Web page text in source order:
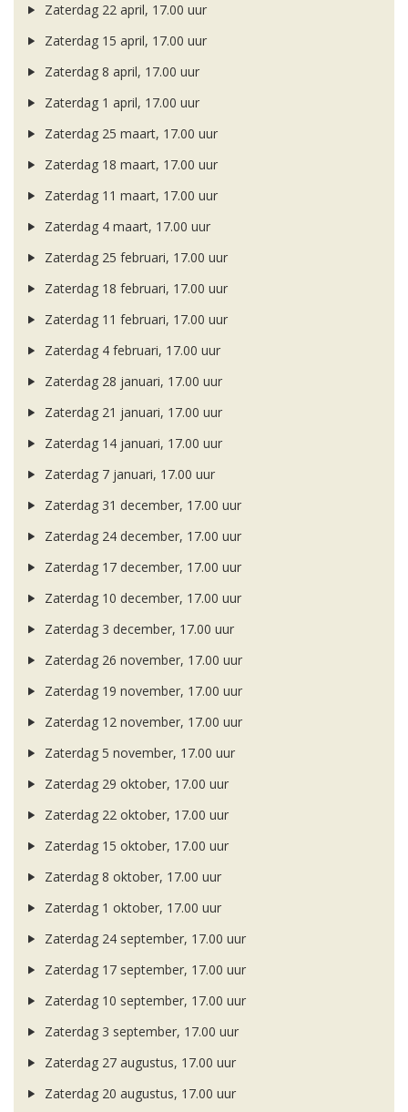
Zaterdag 22 april, 17.00 uur
Zaterdag 15 april, 17.00 uur
Zaterdag 8 april, 17.00 uur
Zaterdag 1 april, 17.00 uur
Zaterdag 25 maart, 17.00 uur
Zaterdag 18 maart, 17.00 uur
Zaterdag 11 maart, 17.00 uur
Zaterdag 4 maart, 17.00 uur
Zaterdag 25 februari, 17.00 uur
Zaterdag 18 februari, 17.00 uur
Zaterdag 11 februari, 17.00 uur
Zaterdag 4 februari, 17.00 uur
Zaterdag 28 januari, 17.00 uur
Zaterdag 21 januari, 17.00 uur
Zaterdag 14 januari, 17.00 uur
Zaterdag 7 januari, 17.00 uur
Zaterdag 31 december, 17.00 uur
Zaterdag 24 december, 17.00 uur
Zaterdag 17 december, 17.00 uur
Zaterdag 10 december, 17.00 uur
Zaterdag 3 december, 17.00 uur
Zaterdag 26 november, 17.00 uur
Zaterdag 19 november, 17.00 uur
Zaterdag 12 november, 17.00 uur
Zaterdag 5 november, 17.00 uur
Zaterdag 29 oktober, 17.00 uur
Zaterdag 22 oktober, 17.00 uur
Zaterdag 15 oktober, 17.00 uur
Zaterdag 8 oktober, 17.00 uur
Zaterdag 1 oktober, 17.00 uur
Zaterdag 24 september, 17.00 uur
Zaterdag 17 september, 17.00 uur
Zaterdag 10 september, 17.00 uur
Zaterdag 3 september, 17.00 uur
Zaterdag 27 augustus, 17.00 uur
Zaterdag 20 augustus, 17.00 uur